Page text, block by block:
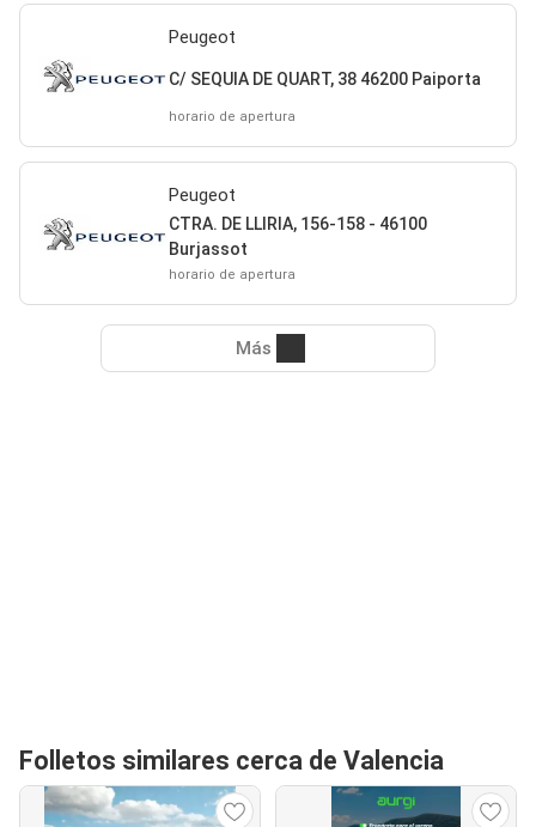
Peugeot
C/ SEQUIA DE QUART, 38 46200 Paiporta
horario de apertura
Peugeot
CTRA. DE LLIRIA, 156-158 - 46100
Burjassot
horario de apertura
Más
Folletos similares cerca de Valencia